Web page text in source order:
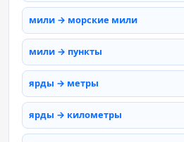
мили → морские мили
мили → пункты
ярды → метры
ярды → километры